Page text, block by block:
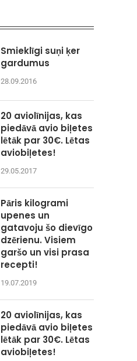
Smieklīgi suņi ķer
gardumus
28.09.2016
20 aviolīnijas, kas
piedāvā avio biļetes
lētāk par 30€. Lētas
aviobiļetes!
29.05.2017
Pāris kilogrami
upenes un
gatavoju šo dievīgo
dzērienu. Visiem
garšo un visi prasa
recepti!
19.07.2019
20 aviolīnijas, kas
piedāvā avio biļetes
lētāk par 30€. Lētas
aviobiļetes!